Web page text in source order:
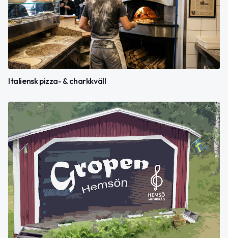
Italiensk pizza- & charkkväll